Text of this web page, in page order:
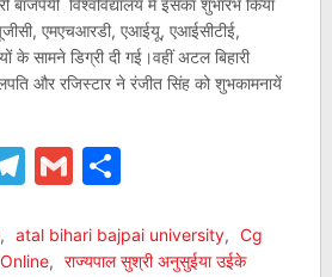
बाजपेयी विश्वविद्यालय में इसका शुभारंभ किया
एमएचआरडी, एआईयू, एआईसीटीई,
के सामने डिग्री दी गई।वहीं अटल बिहारी
और रजिस्टार ने रंजीत सिंह को शुभकामनायें
Telegram
GmailShare
, atal bihari bajpai university, Cg
Online, राज्यपाल सुश्री अनुसुईया उईके